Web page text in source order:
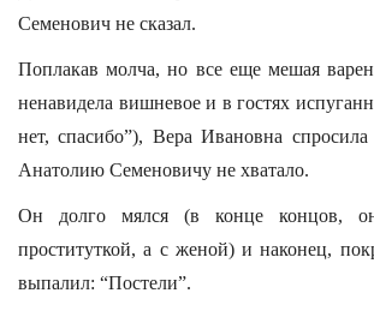
Семенович не сказал.
Поплакав молча, но все еще мешая
ненавидела вишневое и в гостях
нет, спасибо”), Вера Ивановна
Анатолию Семеновичу не хватало.
Он долго мялся (в конце концов,
проституткой, а с женой) и наконец,
выпалил: “Постели”.